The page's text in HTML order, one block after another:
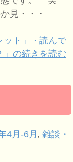
見・・・
ット」・読んで
」の続きを読む
4月-6月 ,雑談・